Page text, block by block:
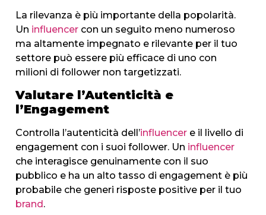
La rilevanza è più importante della popolarità.
Un influencer con un seguito meno numeroso
ma altamente impegnato e rilevante per il tuo
settore può essere più efficace di uno con
milioni di follower non targetizzati.
Valutare l’Autenticità e
l’Engagement
Controlla l’autenticità dell’influencer e il livello di
engagement con i suoi follower. Un influencer
che interagisce genuinamente con il suo
pubblico e ha un alto tasso di engagement è più
probabile che generi risposte positive per il tuo
brand .